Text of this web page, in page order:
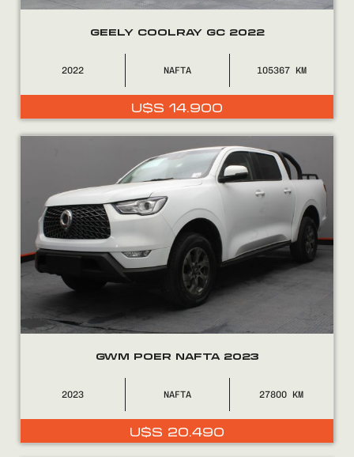
CONTACTO
GEELY COOLRAY GC 2022
2022 NAFTA 105367
U$S 14.900
GWM POER NAFTA 2023
2023 NAFTA 27800
U$S 20.490